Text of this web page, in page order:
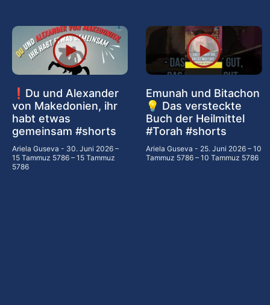
❗Du und Alexander
von Makedonien, ihr
habt etwas
gemeinsam #shorts
Ariela Guseva
30. Juni 2026 –
15 Tammuz 5786 – 15 Tammuz
5786
Emunah und Bitachon
💡 Das versteckte
Buch der Heilmittel
#Torah #shorts
Ariela Guseva
25. Juni 2026 – 10
Tammuz 5786 – 10 Tammuz 5786